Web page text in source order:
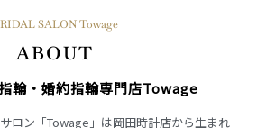
SALON Towage
ABOUT
輪・婚約指輪専門店Towage
ロン「Towage」は岡田時計店から生まれ